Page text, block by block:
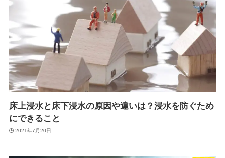
床上浸水と床下浸水の原因や違いは？浸水を防ぐため
にできること
2021年7月20日